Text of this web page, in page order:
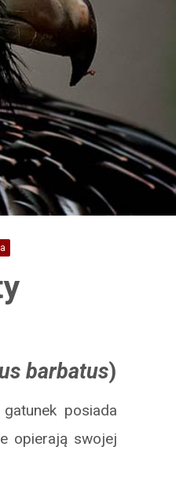
barbatus)
posiada
opierają swojej